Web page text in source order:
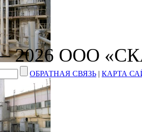
2026 ООО
ОБРАТНАЯ СВЯЗЬ | КАРТА